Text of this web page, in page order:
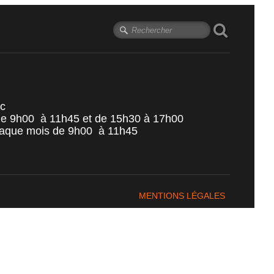
9h00 à 11h45 et de 15h30 à 17h00
mois de 9h00 à 11h45
MENTIONS LÉGALES